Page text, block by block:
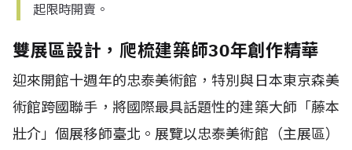
起限時開賣。
雙展區設計，爬梳建築師30年創作精華
迎來開館十週年的忠泰美術館，特別與日本東京森美
術館跨國聯手，將國際最具話題性的建築大師「藤本
壯介」個展移師臺北。展覽以忠泰美術館（主展區）